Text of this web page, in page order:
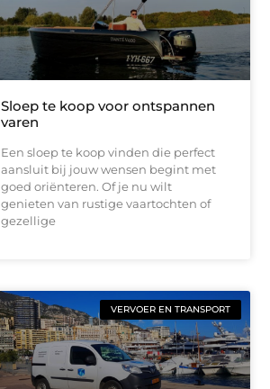
Sloep te koop voor ontspannen
varen
Een sloep te koop vinden die perfect
aansluit bij jouw wensen begint met
goed oriënteren. Of je nu wilt
genieten van rustige vaartochten of
gezellige
VERVOER EN TRANSPORT